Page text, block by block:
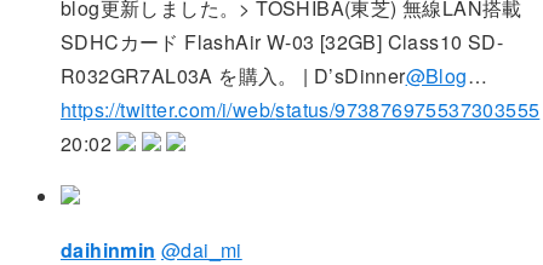
blog更新しました。> TOSHIBA(東芝) 無線LAN搭載
SDHCカード FlashAir W-03 [32GB] Class10 SD-
R032GR7AL03A を購入。 | D’sDinner@Blog…
https://twitter.com/i/web/status/973876975537303555
20:02
daihinmin @dai_mi